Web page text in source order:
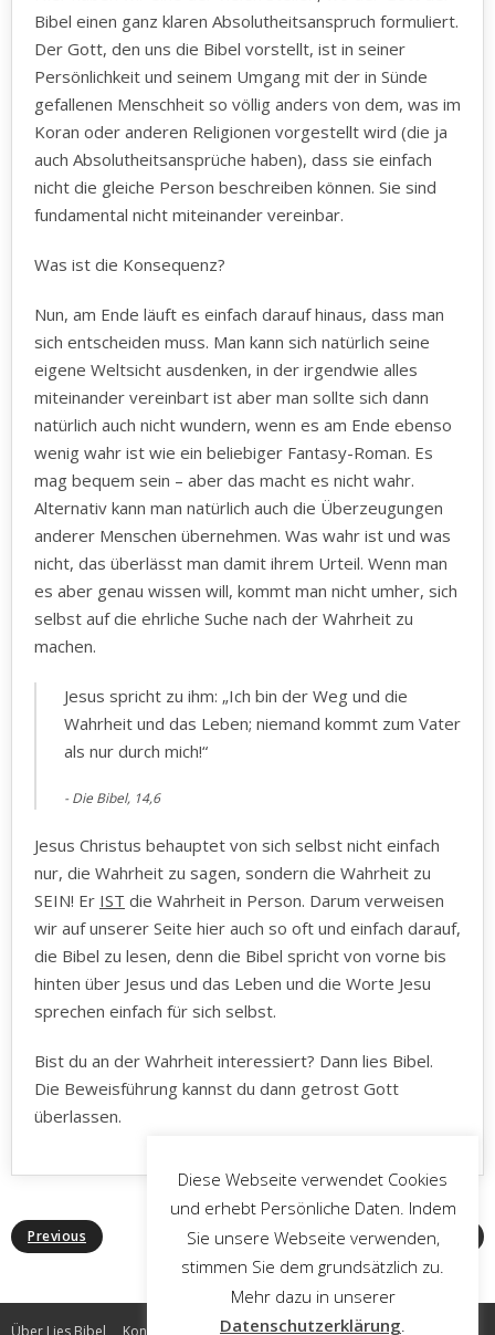
Bibel einen ganz klaren Absolutheitsanspruch formuliert.
Der Gott, den uns die Bibel vorstellt, ist in seiner
Persönlichkeit und seinem Umgang mit der in Sünde
gefallenen Menschheit so völlig anders von dem, was im
Koran oder anderen Religionen vorgestellt wird (die ja
auch Absolutheitsansprüche haben), dass sie einfach
nicht die gleiche Person beschreiben können. Sie sind
fundamental nicht miteinander vereinbar.
Was ist die Konsequenz?
Nun, am Ende läuft es einfach darauf hinaus, dass man
sich entscheiden muss. Man kann sich natürlich seine
eigene Weltsicht ausdenken, in der irgendwie alles
miteinander vereinbart ist aber man sollte sich dann
natürlich auch nicht wundern, wenn es am Ende ebenso
wenig wahr ist wie ein beliebiger Fantasy-Roman. Es
mag bequem sein – aber das macht es nicht wahr.
Alternativ kann man natürlich auch die Überzeugungen
anderer Menschen übernehmen. Was wahr ist und was
nicht, das überlässt man damit ihrem Urteil. Wenn man
es aber genau wissen will, kommt man nicht umher, sich
selbst auf die ehrliche Suche nach der Wahrheit zu
machen.
Jesus spricht zu ihm: „Ich bin der Weg und die
Wahrheit und das Leben; niemand kommt zum Vater
als nur durch mich!“
Die Bibel, 14,6
Jesus Christus behauptet von sich selbst nicht einfach
nur, die Wahrheit zu sagen, sondern die Wahrheit zu
SEIN! Er IST die Wahrheit in Person. Darum verweisen
wir auf unserer Seite hier auch so oft und einfach darauf,
die Bibel zu lesen, denn die Bibel spricht von vorne bis
hinten über Jesus und das Leben und die Worte Jesu
sprechen einfach für sich selbst.
Bist du an der Wahrheit interessiert? Dann lies Bibel.
Die Beweisführung kannst du dann getrost Gott
überlassen.
Previous Next
Über Lies Bibel Kontakt Impressum Datenschutz
Diese Webseite verwendet Cookies
und erhebt Persönliche Daten. Indem
Sie unsere Webseite verwenden,
stimmen Sie dem grundsätzlich zu.
Mehr dazu in unserer
Datenschutzerklärung.